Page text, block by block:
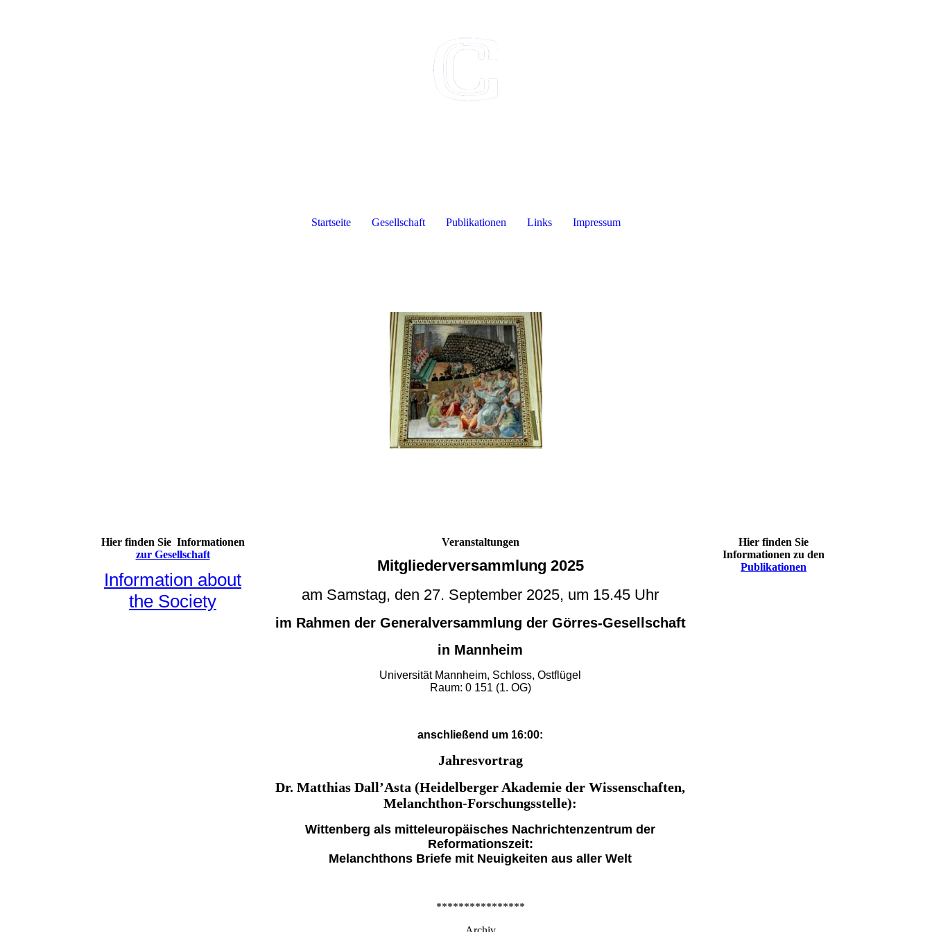
Startseite Gesellschaft Publikationen Links Impressum
Hier finden Sie Informationen
zur Gesellschaft
Information about
the Society
Veranstaltungen
Mitgliederversammlung 2025
am Samstag, den 27. September 2025, um 15.45 Uhr
im Rahmen der Generalversammlung der Görres-Gesellschaft
in Mannheim
Universität Mannheim, Schloss, Ostflügel
Raum: 0 151 (1. OG)
anschließend um 16:00:
Jahresvortrag
Dr. Matthias Dall’Asta (Heidelberger Akademie der Wissenschaften,
Melanchthon-Forschungsstelle):
Wittenberg als mitteleuropäisches Nachrichtenzentrum der
Reformationszeit:
Melanchthons Briefe mit Neuigkeiten aus aller Welt
****************
Hier finden Sie
Informationen zu den
Publikationen